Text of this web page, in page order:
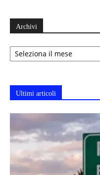
Archivi
Archivi
Ultimi articoli